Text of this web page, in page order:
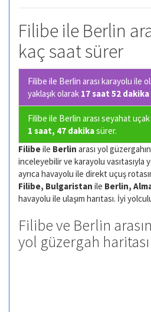
Filibe ile Berlin
kaç saat sürer
Filibe ile Berlin arası karayolu ile
yaklaşık olarak 17 saat 52 dakika
Filibe ile Berlin arası seyahat
1 saat, 47 dakikasürer.
Filibeile Berlin arası yol
inceleyebilir ve karayolu
ayrıca havayolu ile direkt uçuş
Filibe, Bulgaristan ile Berlin,
havayolu ile ulaşım harıtası. İyi
Filibe ve Berlin
yol güzergah haritası